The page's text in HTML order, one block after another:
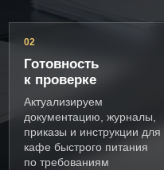
02
Готовность
к проверке
Актуализируем
документацию, журналы,
приказы и инструкции для
кафе быстрого питания
по требованиям